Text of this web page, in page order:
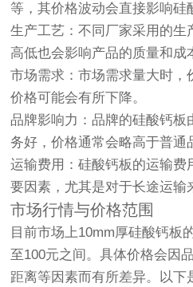
等，其价格波动会直接影响硅
生产工艺：不同厂家采用的生
高低也会影响产品的质量和成
市场需求：市场需求量大时，
价格可能会有所下降。
品牌影响力：品牌的硅酸钙板
务好，价格通常会略高于普通
运输费用：硅酸钙板的运输费
要因素，尤其是对于长途运输
市场行情与价格范围
目前市场上10mm厚硅酸钙板
至100元之间。具体价格会因
距离等因素而有所差异。以下